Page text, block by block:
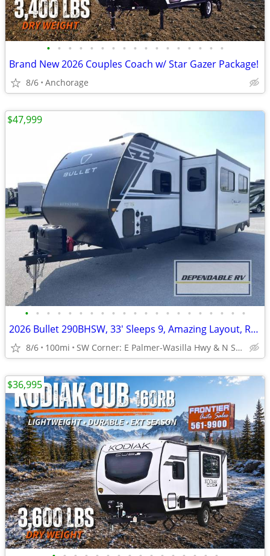
• • • • • • • • • • • • • • • • •
Brand New 2026 Couples Coach w/ Star Gazer Package!
8/6 Anchorage
• • • • • • • • • • • • • • • • • • • • •
2026 Bullet 290BHSW, 33' Sleeps 9, Amazing Layout, Ready Today!!!
8/6 100mi SW Corner: E Palmer-Wasilla Hwy & N Seward Meridian Pkwy
$47,999
$36,995